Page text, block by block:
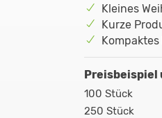
Kleines
Kurze
Preisbeispiel
100 Stück
250 Stück